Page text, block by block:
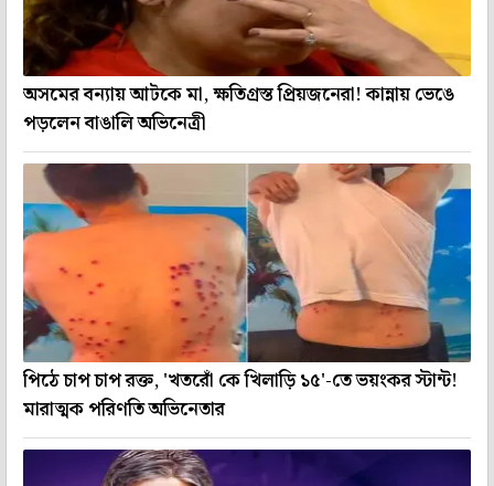
অসমের বন্যায় আটকে মা, ক্ষতিগ্রস্ত প্রিয়জনেরা! কান্নায় ভেঙে
পড়লেন বাঙালি অভিনেত্রী
পিঠে চাপ চাপ রক্ত, 'খতরোঁ কে খিলাড়ি ১৫'-তে ভয়ংকর স্টান্ট!
মারাত্মক পরিণতি অভিনেতার